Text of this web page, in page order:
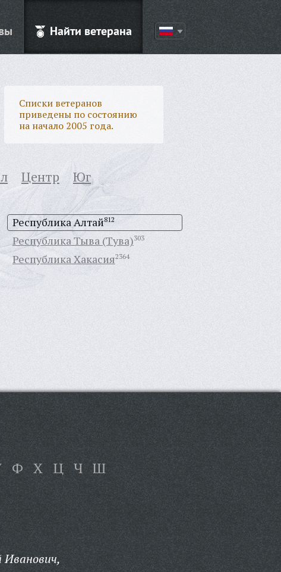
Найти ветерана
Списки ветеранов
приведены по состоянию
на начало 2005 года.
Центр Юг
Республика Алтай812
Республика Тыва (Тува)303
Республика Хакасия2364
Ф Х Ц Ч Ш
Иванович,